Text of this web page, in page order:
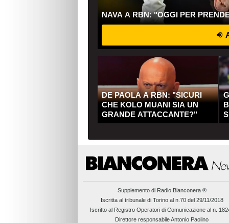
NAVA A RBN: "OGGI PER
DE PAOLA A RBN: "SICURI
CHE KOLO MUANI SIA UN
GRANDE ATTACCANTE?"
Supplemento di Radio Bianconera ®
Iscritta al tribunale di Torino al n.70 del 29/11/2018
Iscritto al Registro Operatori di Comunicazione al n.
Direttore responsabile Antonio Paolino